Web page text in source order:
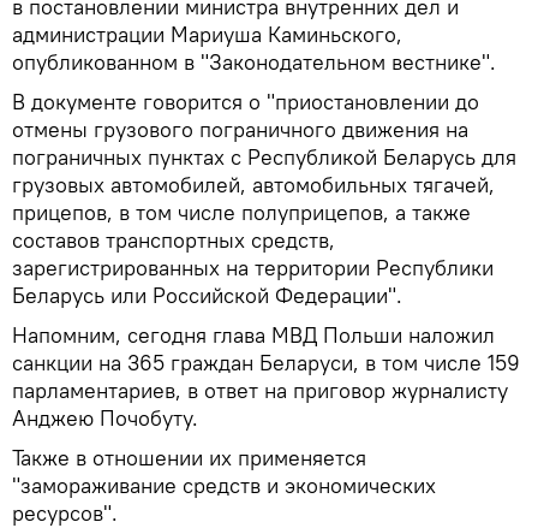
в постановлении министра внутренних дел и
администрации Мариуша Каминьского,
опубликованном в "Законодательном вестнике".
В документе говорится о "приостановлении до
отмены грузового пограничного движения на
пограничных пунктах с Республикой Беларусь для
грузовых автомобилей, автомобильных тягачей,
прицепов, в том числе полуприцепов, а также
составов транспортных средств,
зарегистрированных на территории Республики
Беларусь или Российской Федерации".
Напомним, сегодня глава МВД Польши наложил
санкции на 365 граждан Беларуси, в том числе 159
парламентариев, в ответ на приговор журналисту
Анджею Почобуту.
Также в отношении их применяется
"замораживание средств и экономических
ресурсов".